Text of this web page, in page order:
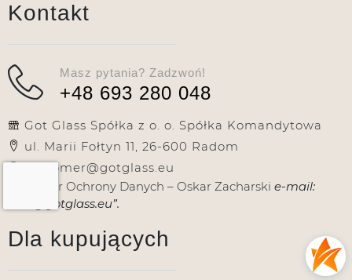
Kontakt
Masz pytania? Zadzwoń!
+48 693 280 048
Got Glass Spółka z o. o. Spółka Komandytowa
ul. Marii Fołtyn 11, 26-600 Radom
customer@gotglass.eu
Inspektor Ochrony Danych – Oskar Zacharski e-mail:
iodo@gotglass.eu”.
Dla kupujących